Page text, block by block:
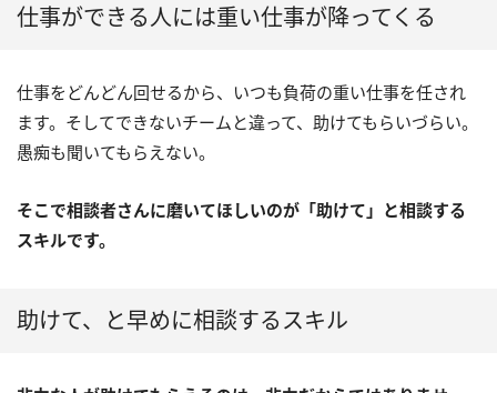
仕事ができる人には重い仕事が降ってくる
仕事をどんどん回せるから、いつも負荷の重い仕事を任され
ます。そしてできないチームと違って、助けてもらいづらい。
愚痴も聞いてもらえない。
そこで相談者さんに磨いてほしいのが「助けて」と相談する
スキルです。
助けて、と早めに相談するスキル